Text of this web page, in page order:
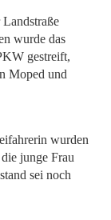
wurde das
gestreift,
Moped und
wurden
junge Frau
sei noch